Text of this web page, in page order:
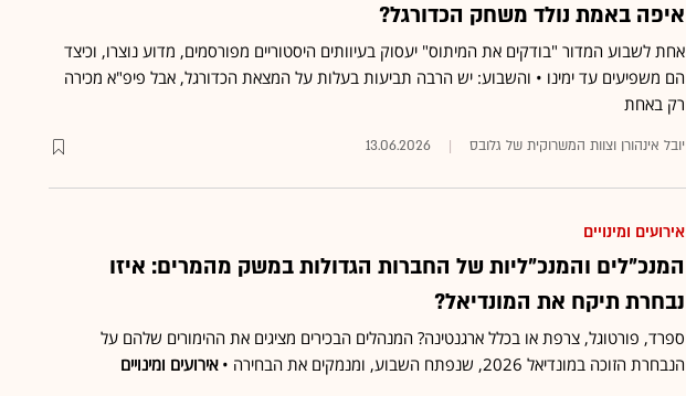
איפה באמת נולד משחק הכדורגל?
אחת לשבוע המדור "בודקים את המיתוס" יעסוק בעיוותים היסטוריים מפורסמים, מדוע נוצרו, וכיצד
הם משפיעים עד ימינו • והשבוע: יש הרבה תביעות בעלות על המצאת הכדורגל, אבל פיפ"א מכירה
רק באחת
יובל אינהורן וצוות המשרוקית של גלובס 13.06.2026
אירועים ומינויים
המנכ"לים והמנכ"ליות של החברות הגדולות במשק מהמרים: איזו
נבחרת תיקח את המונדיאל?
ספרד, פורטוגל, צרפת או בכלל ארגנטינה? המנהלים הבכירים מציגים את ההימורים שלהם על
הנבחרת הזוכה במונדיאל 2026, שנפתח השבוע, ומנמקים את הבחירה •
אירועים ומינויים